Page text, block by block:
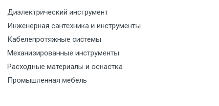
Диэлектрический инструмент
Инженерная сантехника и инструменты
Кабелепротяжные системы
Механизированные инструменты
Расходные материалы и оснастка
Промышленная мебель